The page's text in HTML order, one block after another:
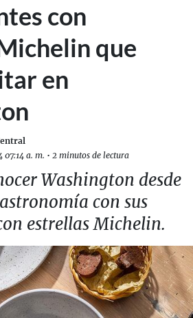
con
que
en
07:14 a. m. • 2 minutos de lectura
Washington desde
con sus
estrellas Michelin.